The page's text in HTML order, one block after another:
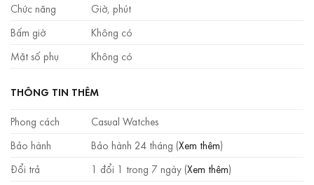
Chức năng
Giờ, phút
Bấm giờ
Không có
Mặt số phụ
Không có
THÔNG TIN THÊM
Phong cách
Casual Watches
Bảo hành
Bảo hành 24 tháng (Xem thêm)
Đổi trả
1 đổi 1 trong 7 ngày (Xem thêm)